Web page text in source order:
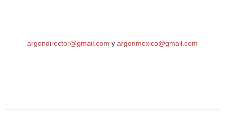
argondirector@gmail.com y argonmexico@gmail.com